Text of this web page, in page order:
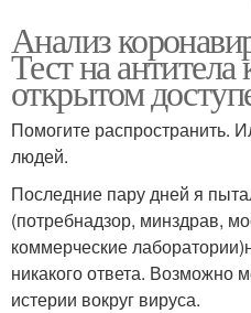
Анализ
Тест на
открытом
Помогите распространить.
людей.
Последние пару дней я
(потребнадзор, минздрав,
коммерческие
никакого ответа. Возможно
истерии вокруг вируса.